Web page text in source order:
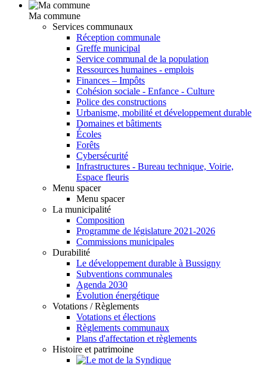
Ma commune
Services communaux
Réception communale
Greffe municipal
Service communal de la population
Ressources humaines - emplois
Finances – Impôts
Cohésion sociale - Enfance - Culture
Police des constructions
Urbanisme, mobilité et développement durable
Domaines et bâtiments
Écoles
Forêts
Cybersécurité
Infrastructures - Bureau technique, Voirie,
Espace fleuris
Menu spacer
Menu spacer
La municipalité
Composition
Programme de législature 2021-2026
Commissions municipales
Durabilité
Le développement durable à Bussigny
Subventions communales
Agenda 2030
Évolution énergétique
Votations / Règlements
Votations et élections
Règlements communaux
Plans d'affectation et règlements
Histoire et patrimoine